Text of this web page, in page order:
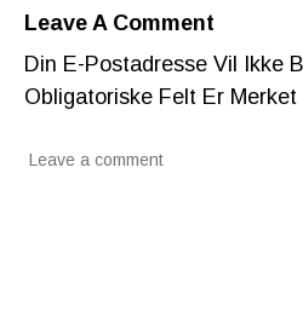
Leave A Comment
Din E-Postadresse Vil Ikke
Obligatoriske Felt Er Merket